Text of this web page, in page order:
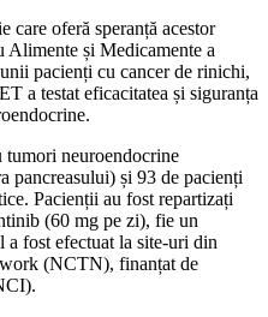
care oferă speranță acestor
și Medicamente a
pacienți cu cancer de rinichi,
a testat eficacitatea și siguranța
tumori neuroendocrine
pancreasului) și 93 de pacienți
Pacienții au fost repartizați
(60 mg pe zi), fie un
fost efectuat la site-uri din
(NCTN), finanțat de